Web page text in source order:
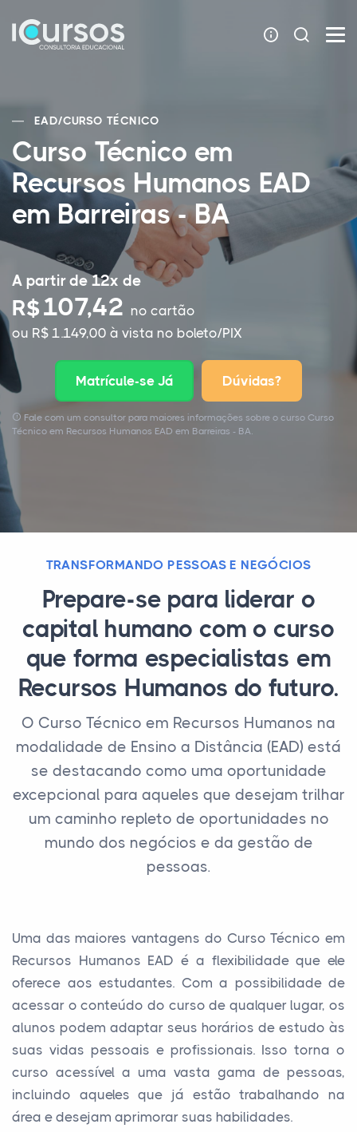
EAD/CURSO TÉCNICO
Curso Técnico em
Recursos Humanos EAD
em Barreiras - BA
A partir de 12x de
R$107,42 no cartão
ou R$ 1.149,00 à vista no boleto/PIX
Matrícule-se Já Dúvidas?
Fale com um consultor para maiores informações sobre o curso Curso
Técnico em Recursos Humanos EAD em Barreiras - BA.
TRANSFORMANDO PESSOAS E NEGÓCIOS
Prepare-se para liderar o
capital humano com o curso
que forma especialistas em
Recursos Humanos do futuro.
O Curso Técnico em Recursos Humanos na
modalidade de Ensino a Distância (EAD) está
se destacando como uma oportunidade
excepcional para aqueles que desejam trilhar
um caminho repleto de oportunidades no
mundo dos negócios e da gestão de
pessoas.
Uma das maiores vantagens do Curso Técnico em
Recursos Humanos EAD é a flexibilidade que ele
oferece aos estudantes. Com a possibilidade de
acessar o conteúdo do curso de qualquer lugar, os
alunos podem adaptar seus horários de estudo às
suas vidas pessoais e profissionais. Isso torna o
curso acessível a uma vasta gama de pessoas,
incluindo aqueles que já estão trabalhando na
área e desejam aprimorar suas habilidades.